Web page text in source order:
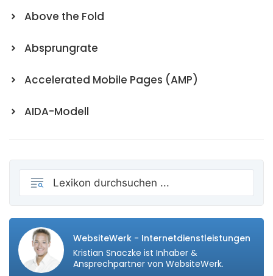
Above the Fold
Absprungrate
Accelerated Mobile Pages (AMP)
AIDA-Modell
WebsiteWerk - Internetdienstleistungen
Kristian Snaczke ist Inhaber &
Ansprechpartner von WebsiteWerk.